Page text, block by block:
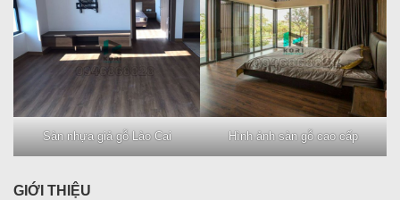
Sàn nhựa giả gỗ Lào Cai Hình ảnh sàn gỗ cao cấp
GIỚI THIỆU